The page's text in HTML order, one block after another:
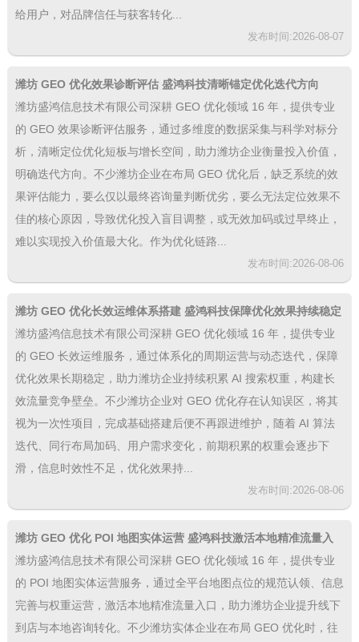
给用户，对品牌信任与获客转化...
发布时间:2026-08-07
潍坊 GEO 优化效果诊断评估 盛鸿科技清晰锚定优化迭代方向
潍坊盛鸿信息技术有限公司深耕 GEO 优化领域 16 年，提供专业
的 GEO 效果诊断评估服务，通过多维度的数据采集与科学对标分
析，清晰定位优化短板与增长空间，助力潍坊企业衡量投入价值，
明确迭代方向。不少潍坊企业在布局 GEO 优化后，缺乏系统的效
果评估能力，要么仅以最终咨询量判断优劣，要么无法定位效果不
佳的核心原因，导致优化投入盲目调整，或无效加码或过早终止，
难以实现投入价值最大化。作为优化链路...
发布时间:2026-08-06
潍坊 GEO 优化长效运维体系搭建 盛鸿科技保障优化效果持续稳定
潍坊盛鸿信息技术有限公司深耕 GEO 优化领域 16 年，提供专业
的 GEO 长效运维服务，通过体系化的周期运营与动态迭代，保障
优化效果长期稳定，助力潍坊企业持续积累 AI 搜索权重，构建长
效流量竞争壁垒。不少潍坊企业对 GEO 优化存在认知误区，将其
视为一次性项目，完成基础搭建后便不再跟进维护，随着 AI 算法
迭代、同行布局加码、用户需求变化，前期积累的权重会逐步下
滑，信息时效性不足，优化效果持...
发布时间:2026-08-06
潍坊 GEO 优化 POI 地图实体运营 盛鸿科技激活本地精准流量入
口
潍坊盛鸿信息技术有限公司深耕 GEO 优化领域 16 年，提供专业
的 POI 地图实体运营服务，通过全平台地图点位的规范认领、信息
完善与权重运营，激活本地精准流量入口，助力潍坊企业提升线下
到店与本地咨询转化。不少潍坊实体企业在布局 GEO 优化时，往